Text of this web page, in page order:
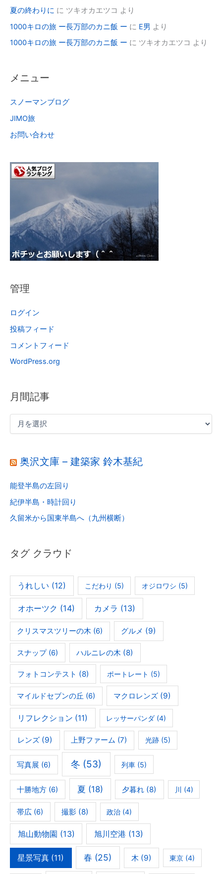
夏の終わりに に ツキオカエツコ より
1000キロの旅 ー長万部のカニ飯 ー に E男 より
1000キロの旅 ー長万部のカニ飯 ー に ツキオカエツコ より
メニュー
スノーマンブログ
JIMO旅
お問い合わせ
管理
ログイン
投稿フィード
コメントフィード
WordPress.org
月間記事
奥沢文庫 – 建築家 鈴木基紀
能登半島の左回り
紀伊半島・時計回り
久留米から国東半島へ（九州横断）
タグ クラウド
うれしい (12) こだわり (5) オジロワシ (5)
オホーツク (14) カメラ (13)
クリスマスツリーの木 (6) グルメ (9)
スナップ(6) ハルニレの木 (8)
フォトコンテスト (8) ポートレート (5)
マイルドセブンの丘 (6) マクロレンズ (9)
リフレクション (11) レッサーパンダ (4)
レンズ(9) 上野ファーム (7) 光跡(5)
写真展 (6) 冬 (53) 列車(5)
十勝地方 (6) 夏 (18) 夕暮れ (8) 川 (4)
帯広 (6) 撮影 (8) 政治 (4)
旭山動物園 (13) 旭川空港 (13)
星景写真 (11) 春 (25) 木(9) 東京 (4)